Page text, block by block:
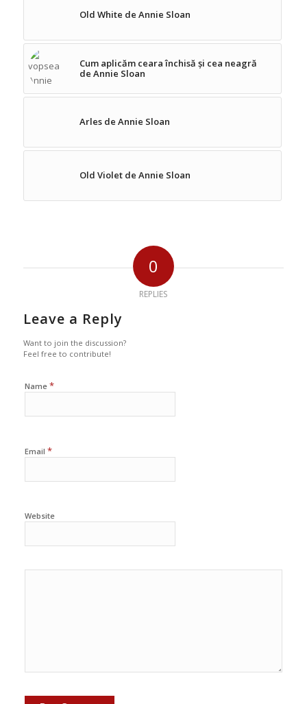
Old White de Annie Sloan
Cum aplicăm ceara închisă și cea neagră
de Annie Sloan
Arles de Annie Sloan
Old Violet de Annie Sloan
0
REPLIES
Leave a Reply
Want to join the discussion?
Feel free to contribute!
Name *
Email *
Website